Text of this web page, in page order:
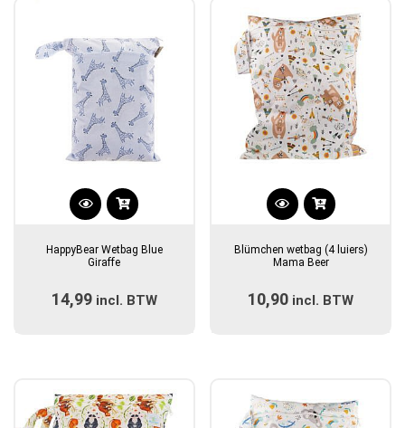
HappyBear Wetbag Blue
Giraffe
14,99 incl. BTW
Blümchen wetbag (4 luiers)
Mama Beer
10,90 incl. BTW